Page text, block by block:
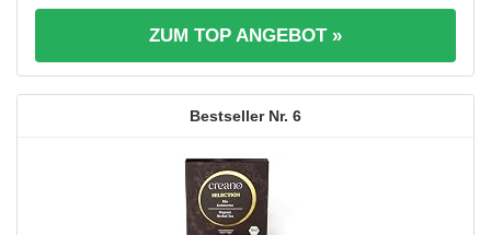
ZUM TOP ANGEBOT »
6